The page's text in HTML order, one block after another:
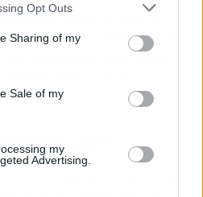
Opt Outs
Sharing of my
Sale of my
my
Advertising.
la tele ya no puede vivir
como siempre, se
sin que nadie le invitara.
(TL;DR)